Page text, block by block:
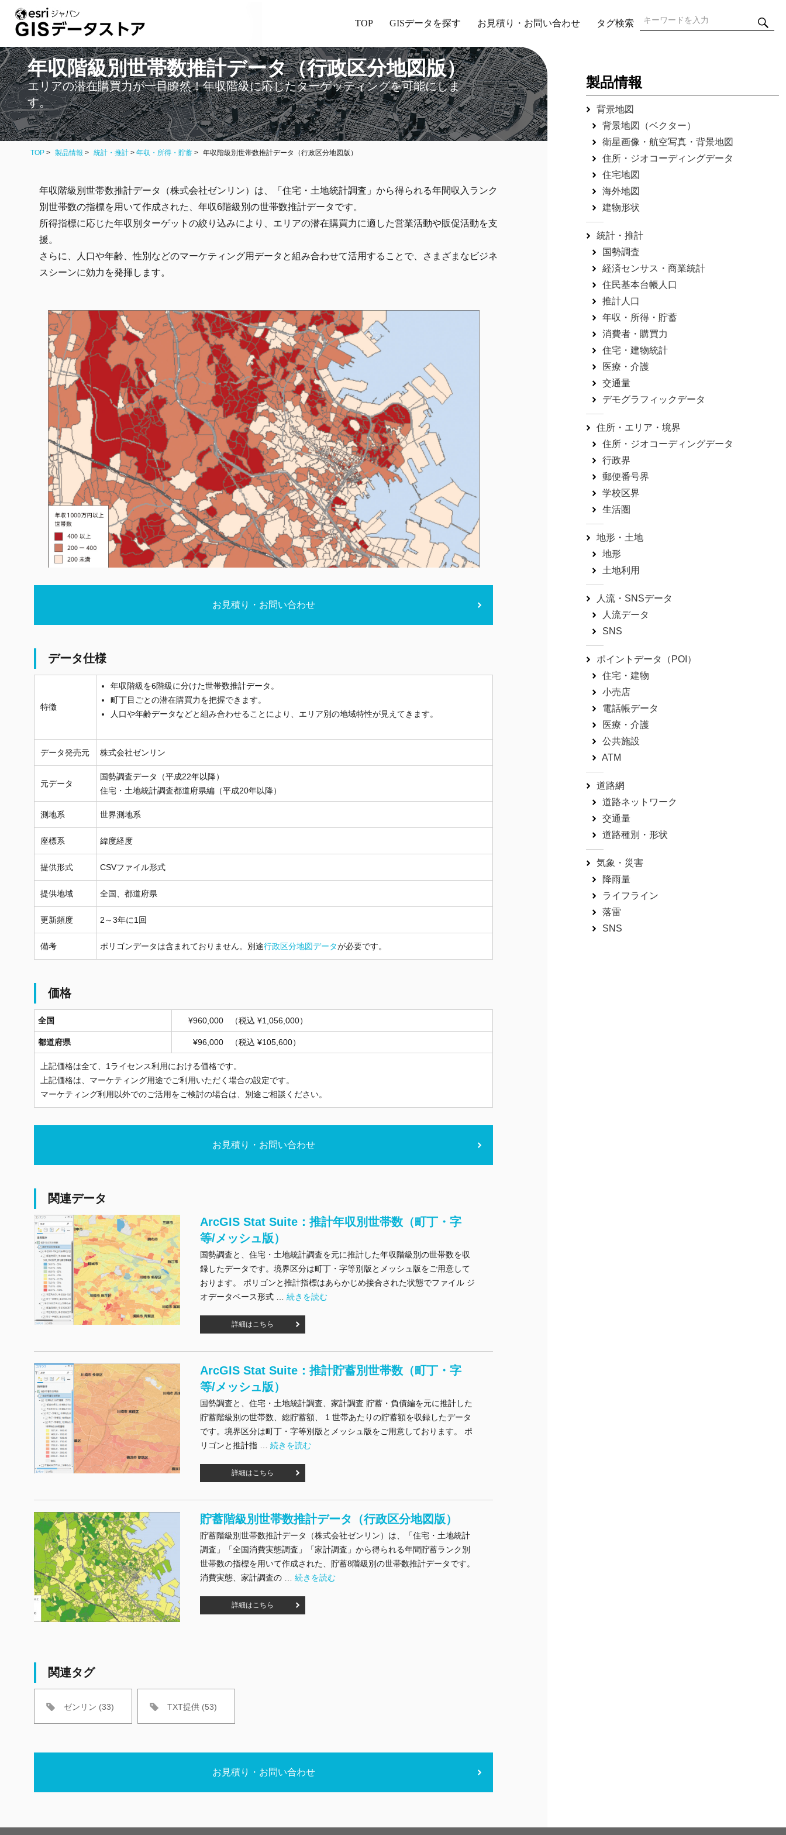
TOP GISデータを探す お見積り・お問い合わせ タグ検索
検
索:
年収階級別世帯数推計データ（行政区分地図版）
エリアの潜在購買力が一目瞭然！年収階級に応じたターゲッティングを可能にしま
す。
TOP 製品情報 統計・推計 > 年収・所得・貯蓄 年収階級別世帯数推計データ（行政区分地図版）
年収階級別世帯数推計データ（株式会社ゼンリン）は、「住宅・土地統計調査」から得られる年間収入ランク
別世帯数の指標を用いて作成された、年収6階級別の世帯数推計データです。
所得指標に応じた年収別ターゲットの絞り込みにより、エリアの潜在購買力に適した営業活動や販促活動を支
援。
さらに、人口や年齢、性別などのマーケティング用データと組み合わせて活用することで、さまざまなビジネ
スシーンに効力を発揮します。
お見積り・お問い合わせ
データ仕様
特徴
年収階級を6階級に分けた世帯数推計データ。
町丁目ごとの潜在購買力を把握できます。
人口や年齢データなどと組み合わせることにより、エリア別の地域特性が見えてきます。
データ発売元 株式会社ゼンリン
元データ
国勢調査データ（平成22年以降）
住宅・土地統計調査都道府県編（平成20年以降）
測地系 世界測地系
座標系 緯度経度
提供形式 CSVファイル形式
提供地域 全国、都道府県
更新頻度 2～3年に1回
備考 ポリゴンデータは含まれておりません。別途行政区分地図データが必要です。
価格
全国 ¥960,000 （税込 ¥1,056,000）
都道府県 ¥96,000 （税込 ¥105,600）
上記価格は全て、1ライセンス利用における価格です。
上記価格は、マーケティング用途でご利用いただく場合の設定です。
マーケティング利用以外でのご活用をご検討の場合は、別途ご相談ください。
お見積り・お問い合わせ
関連データ
ArcGIS Stat Suite：推計年収別世帯数（町丁・字
等/メッシュ版）
国勢調査と、住宅・土地統計調査を元に推計した年収階級別の世帯数を収
録したデータです。境界区分は町丁・字等別版とメッシュ版をご用意して
おります。 ポリゴンと推計指標はあらかじめ接合された状態でファイル ジ
オデータベース形式 …"ArcGIS Stat Suite：推計年収別世帯数（町丁・字等/メッシュ版）" の
続きを読む
詳細はこちら
ArcGIS Stat Suite：推計貯蓄別世帯数（町丁・字
等/メッシュ版）
国勢調査と、住宅・土地統計調査、家計調査 貯蓄・負債編を元に推計した
貯蓄階級別の世帯数、総貯蓄額、 1 世帯あたりの貯蓄額を収録したデータ
です。境界区分は町丁・字等別版とメッシュ版をご用意しております。 ポ
リゴンと推計指 …"ArcGIS Stat Suite：推計貯蓄別世帯数（町丁・字等/メッシュ版）" の
続きを読む
詳細はこちら
貯蓄階級別世帯数推計データ（行政区分地図版）
貯蓄階級別世帯数推計データ（株式会社ゼンリン）は、「住宅・土地統計
調査」「全国消費実態調査」「家計調査」から得られる年間貯蓄ランク別
世帯数の指標を用いて作成された、貯蓄8階級別の世帯数推計データです。
消費実態、家計調査の …"貯蓄階級別世帯数推計データ（行政区分地図版）" の
続きを読む
詳細はこちら
関連タグ
ゼンリン (33) TXT提供 (53)
お見積り・お問い合わせ
製品情報
背景地図
背景地図（ベクター）
衛星画像・航空写真・背景地図
住所・ジオコーディングデータ
住宅地図
海外地図
建物形状
統計・推計
国勢調査
経済センサス・商業統計
住民基本台帳人口
推計人口
年収・所得・貯蓄
消費者・購買力
住宅・建物統計
医療・介護
交通量
デモグラフィックデータ
住所・エリア・境界
住所・ジオコーディングデータ
行政界
郵便番号界
学校区界
生活圏
地形・土地
地形
土地利用
人流・SNSデータ
人流データ
SNS
ポイントデータ（POI）
住宅・建物
小売店
電話帳データ
医療・介護
公共施設
ATM
道路網
道路ネットワーク
交通量
道路種別・形状
気象・災害
降雨量
ライフライン
落雷
SNS